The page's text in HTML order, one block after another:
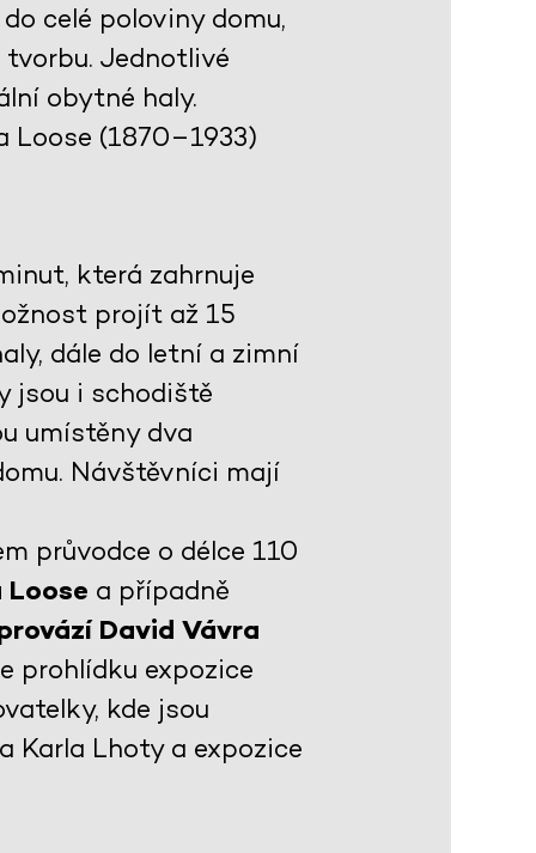
celé poloviny domu,
Jednotlivé
obytné haly.
Loose (1870–1933)
která zahrnuje
projít až 15
dále do letní a zimní
jsou i schodiště
umístěny dva
Návštěvníci mají
průvodce o délce 110
a případně
David Vávra
prohlídku expozice
kde jsou
Karla Lhoty a expozice